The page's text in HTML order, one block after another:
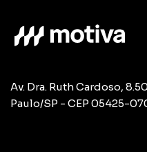
Av. Dra. Ruth Cardoso,
Paulo/SP - CEP 05425-